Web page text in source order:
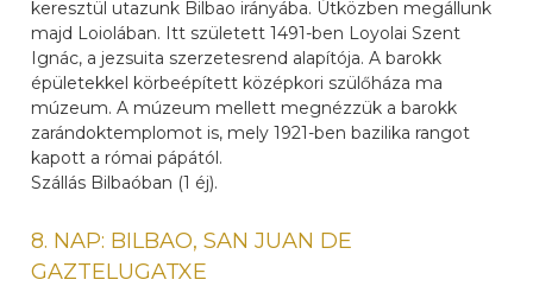
keresztül utazunk Bilbao irányába. Útközben megállunk
majd Loiolában. Itt született 1491-ben Loyolai Szent
Ignác, a jezsuita szerzetesrend alapítója. A barokk
épületekkel körbeépített középkori szülőháza ma
múzeum. A múzeum mellett megnézzük a barokk
zarándoktemplomot is, mely 1921-ben bazilika rangot
kapott a római pápától.
Szállás Bilbaóban (1 éj).
8. NAP: BILBAO, SAN JUAN DE
GAZTELUGATXE